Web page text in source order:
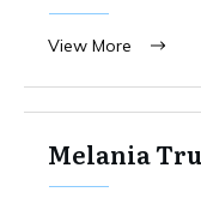
View More
Melania